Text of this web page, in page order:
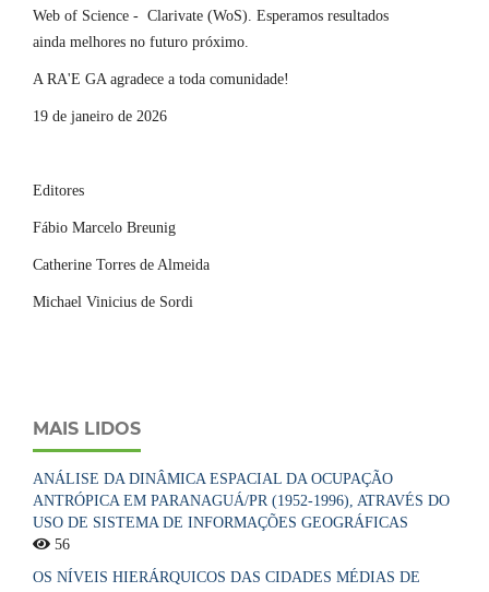
Web of Science - Clarivate (WoS). Esperamos resultados
ainda melhores no futuro próximo.
A RA'E GA agradece a toda comunidade!
19 de janeiro de 2026
Editores
Fábio Marcelo Breunig
Catherine Torres de Almeida
Michael Vinicius de Sordi
MAIS LIDOS
ANÁLISE DA DINÂMICA ESPACIAL DA OCUPAÇÃO
ANTRÓPICA EM PARANAGUÁ/PR (1952-1996), ATRAVÉS DO
USO DE SISTEMA DE INFORMAÇÕES GEOGRÁFICAS
56
OS NÍVEIS HIERÁRQUICOS DAS CIDADES MÉDIAS DE